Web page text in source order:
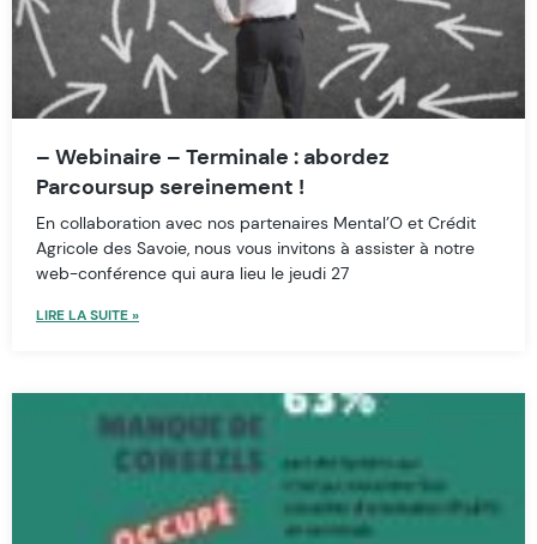
– Webinaire – Terminale : abordez
Parcoursup sereinement !
En collaboration avec nos partenaires Mental’O et Crédit
Agricole des Savoie, nous vous invitons à assister à notre
web-conférence qui aura lieu le jeudi 27
LIRE LA SUITE »